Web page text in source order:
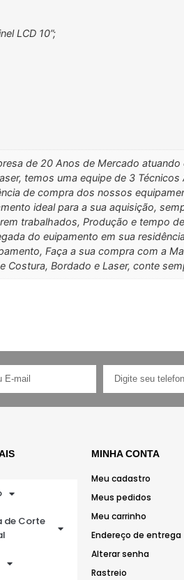
LCD 10”;
de 20 Anos de Mercado
temos uma equipe de 3
de compra dos nossos
ideal para a sua aquisição,
trabalhados, Produção e tempo
do euipamento em sua
Faça a sua compra com a
Costura, Bordado e Laser, conte
de Corte
MINHA CONTA
Meu cadastro
Meus pedidos
Meu carrinho
Endereço de entrega
Alterar senha
Rastreio